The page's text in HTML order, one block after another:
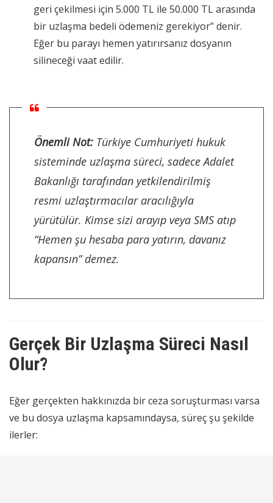
geri çekilmesi için 5.000 TL ile 50.000 TL arasında
bir uzlaşma bedeli ödemeniz gerekiyor” denir.
Eğer bu parayı hemen yatırırsanız dosyanın
silineceği vaat edilir.
Önemli Not: Türkiye Cumhuriyeti hukuk
sisteminde uzlaşma süreci, sadece Adalet
Bakanlığı tarafından yetkilendirilmiş
resmi uzlaştırmacılar aracılığıyla
yürütülür. Kimse sizi arayıp veya SMS atıp
“Hemen şu hesaba para yatırın, davanız
kapansın” demez.
Gerçek Bir Uzlaşma Süreci Nasıl
Olur?
Eğer gerçekten hakkınızda bir ceza soruşturması varsa
ve bu dosya uzlaşma kapsamındaysa, süreç şu şekilde
ilerler: